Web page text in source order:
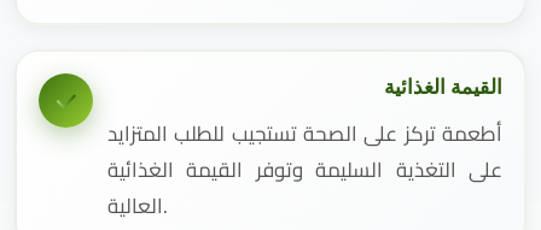
القيمة الغذائية
أطعمة تركز على الصحة تستجيب للطلب المتزايد
على التغذية السليمة وتوفر القيمة الغذائية
العالية.